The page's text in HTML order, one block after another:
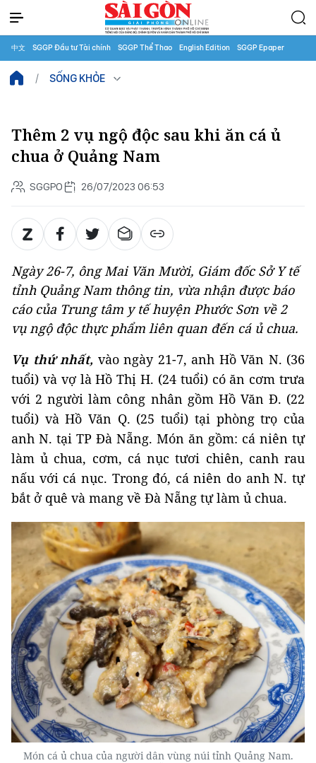
中文 SGGP Đầu tư Tài chính SGGP Thể Thao English Edition SGGP Epaper
SỐNG KHỎE
Thêm 2 vụ ngộ độc sau khi ăn cá ủ
chua ở Quảng Nam
SGGPO 26/07/2023 06:53
Ngày 26-7, ông Mai Văn Mười, Giám đốc Sở Y tế
tỉnh Quảng Nam thông tin, vừa nhận được báo
cáo của Trung tâm y tế huyện Phước Sơn về 2
vụ ngộ độc thực phẩm liên quan đến cá ủ chua.
Vụ thứ nhất, vào ngày 21-7, anh Hồ Văn N. (36
tuổi) và vợ là Hồ Thị H. (24 tuổi) có ăn cơm trưa
với 2 người làm công nhân gồm Hồ Văn Đ. (22
tuổi) và Hồ Văn Q. (25 tuổi) tại phòng trọ của
anh N. tại TP Đà Nẵng. Món ăn gồm: cá niên tự
làm ủ chua, cơm, cá nục tươi chiên, canh rau
nấu với cá nục. Trong đó, cá niên do anh N. tự
bắt ở quê và mang về Đà Nẵng tự làm ủ chua.
Món cá ủ chua của người dân vùng núi tỉnh Quảng Nam.